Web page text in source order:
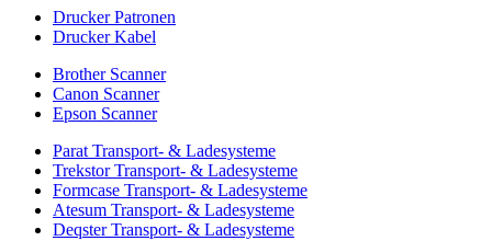
Drucker Patronen
Drucker Kabel
Brother Scanner
Canon Scanner
Epson Scanner
Parat Transport- & Ladesysteme
Trekstor Transport- & Ladesysteme
Formcase Transport- & Ladesysteme
Atesum Transport- & Ladesysteme
Deqster Transport- & Ladesysteme